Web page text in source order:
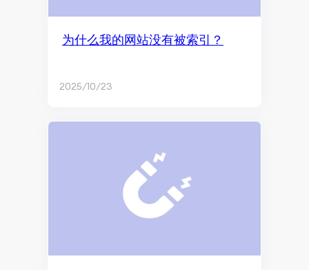
ChatGPT与AI内容生成
社交媒体营销
社交媒体管理
为什么我的网站没有被索引？
2025/10/23